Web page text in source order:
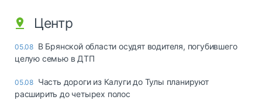
Центр
05.08 В Брянской области осудят водителя, погубившего
целую семью в ДТП
05.08 Часть дороги из Калуги до Тулы планируют
расширить до четырех полос